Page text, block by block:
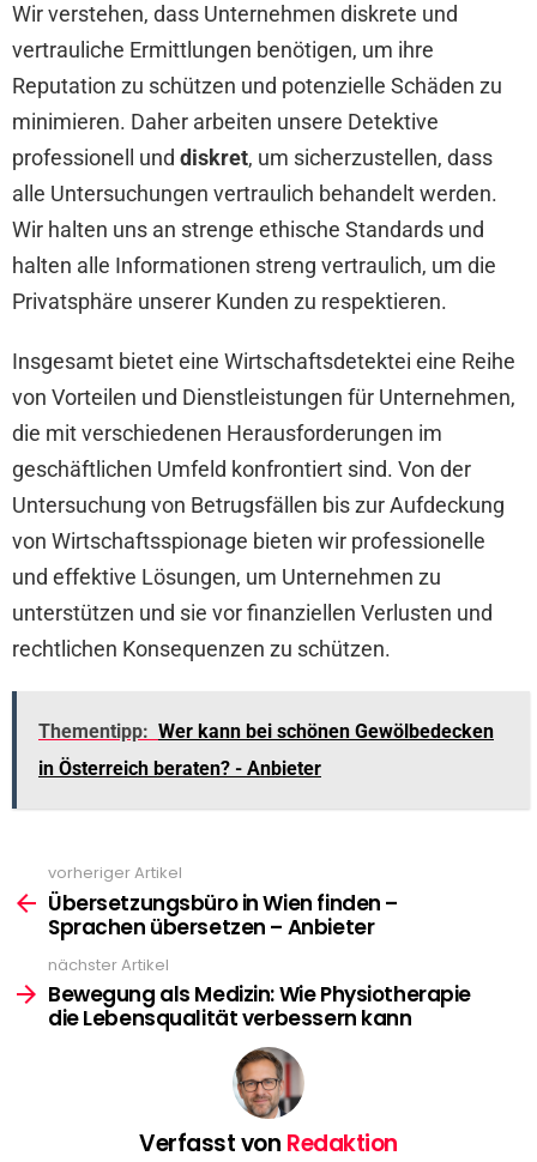
Wir verstehen, dass Unternehmen diskrete und
vertrauliche Ermittlungen benötigen, um ihre
Reputation zu schützen und potenzielle Schäden zu
minimieren. Daher arbeiten unsere Detektive
professionell und diskret, um sicherzustellen, dass
alle Untersuchungen vertraulich behandelt werden.
Wir halten uns an strenge ethische Standards und
halten alle Informationen streng vertraulich, um die
Privatsphäre unserer Kunden zu respektieren.
Insgesamt bietet eine Wirtschaftsdetektei eine Reihe
von Vorteilen und Dienstleistungen für Unternehmen,
die mit verschiedenen Herausforderungen im
geschäftlichen Umfeld konfrontiert sind. Von der
Untersuchung von Betrugsfällen bis zur Aufdeckung
von Wirtschaftsspionage bieten wir professionelle
und effektive Lösungen, um Unternehmen zu
unterstützen und sie vor finanziellen Verlusten und
rechtlichen Konsequenzen zu schützen.
Thementipp: Wer kann bei schönen Gewölbedecken
in Österreich beraten? - Anbieter
more
vorheriger Artikel
Übersetzungsbüro in Wien finden –
Sprachen übersetzen – Anbieter
nächster Artikel
Bewegung als Medizin: Wie Physiotherapie
die Lebensqualität verbessern kann
Verfasst von Redaktion